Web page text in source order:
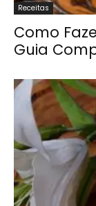
Receitas
Como
Guia